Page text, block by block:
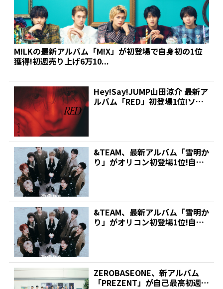
M!LKの最新アルバム「M!X」が初登場で自身初の1位
獲得!初週売り上げ6万10...
Hey!Say!JUMP山田涼介 最新ア
ルバム「RED」初登場1位!ソロ
&TEAM、最新アルバム「雪明か
り」がオリコン初登場1位!自己
&TEAM、最新アルバム「雪明か
り」がオリコン初登場1位!自己
ZEROBASEONE、新アルバム
「PREZENT」が自己最高初週売